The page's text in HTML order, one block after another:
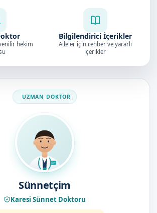
hekim
Bilgilendirici İçerikler
Aileler için rehber ve yararlı
içerikler
Sünnetçim
Karesi Sünnet Doktoru